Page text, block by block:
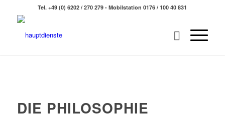
Tel. +49 (0) 6202 / 270 279 - Mobilstation 0176 / 100 40 831
DIE PHILOSOPHIE